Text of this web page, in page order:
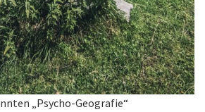
„Psycho-Geografie“